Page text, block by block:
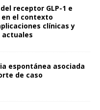
receptor GLP-1 e
en el contexto
clínicas y
actuales
espontánea asociada
de caso